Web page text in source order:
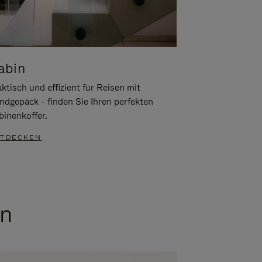
und effizient für Reisen mit
- finden Sie Ihren perfekten